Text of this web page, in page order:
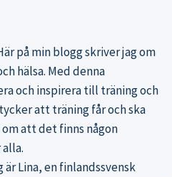
på min blogg skriver jag om
hälsa. Med denna
och inspirera till träning och
att träning får och ska
att det finns någon
Lina, en finlandssvensk